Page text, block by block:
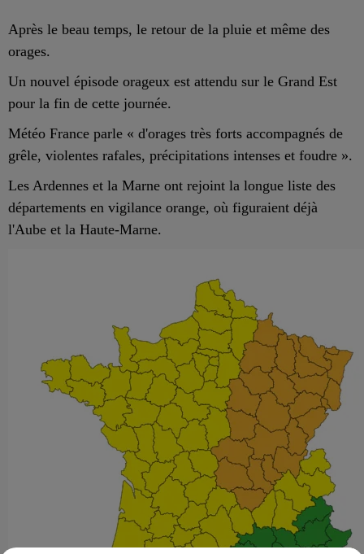
Après le beau temps, le retour de la pluie et même des
orages.
Un nouvel épisode orageux est attendu sur le Grand Est
pour la fin de cette journée.
Météo France parle « d'orages très forts accompagnés de
grêle, violentes rafales, précipitations intenses et foudre ».
Les Ardennes et la Marne ont rejoint la longue liste des
départements en vigilance orange, où figuraient déjà
l'Aube et la Haute-Marne.